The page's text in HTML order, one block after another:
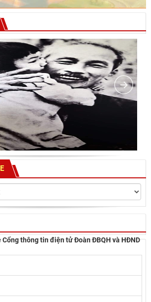
Cổng thông tin điện tử Đoàn ĐBQH và HĐND